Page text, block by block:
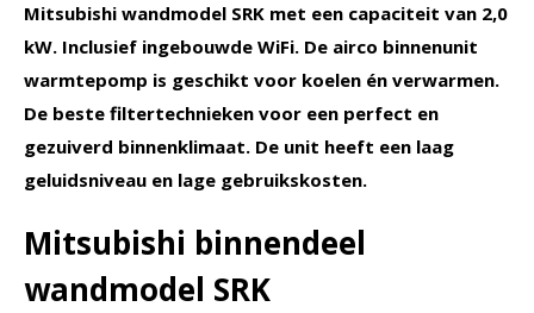
Mitsubishi wandmodel SRK met een capaciteit van 2,0
kW. Inclusief ingebouwde WiFi. De airco binnenunit
warmtepomp is geschikt voor koelen én verwarmen.
De beste filtertechnieken voor een perfect en
gezuiverd binnenklimaat. De unit heeft een laag
geluidsniveau en lage gebruikskosten.
Mitsubishi binnendeel
wandmodel SRK